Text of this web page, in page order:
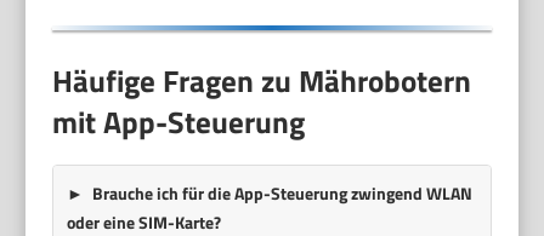
Häufige Fragen zu Mährobotern
mit App-Steuerung
Brauche ich für die App-Steuerung zwingend WLAN
oder eine SIM-Karte?